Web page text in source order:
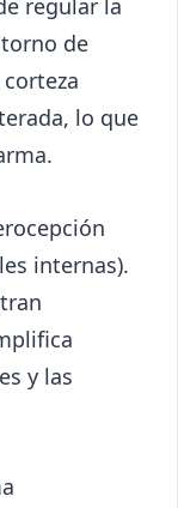
regular la
de
lo que
internas).
y las